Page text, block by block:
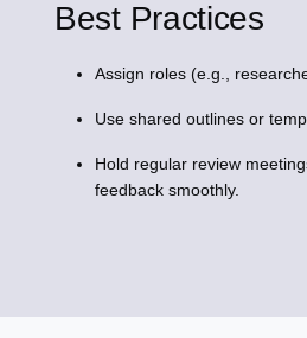
Best Practices
Assign roles (e.g.,
Use shared outlines or
Hold regular review
feedback smoothly.